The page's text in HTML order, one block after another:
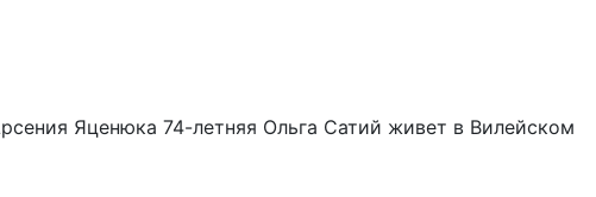
Яценюка 74-летняя Ольга Сатий живет в Вилейском